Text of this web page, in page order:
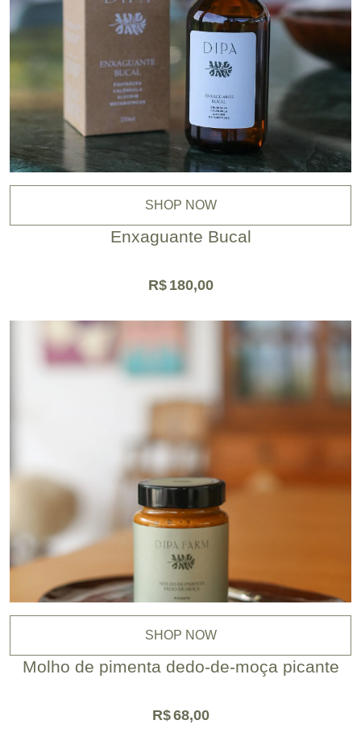
SHOP NOW
Enxaguante Bucal
R$ 180,00
SHOP NOW
Molho de pimenta dedo-de-moça picante
R$68,00